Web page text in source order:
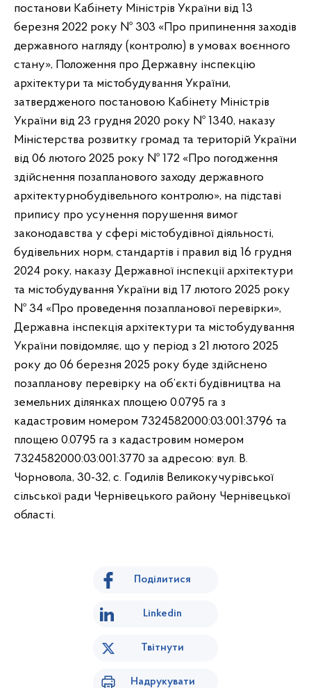
постанови Кабінету Міністрів України від 13
березня 2022 року № 303 «Про припинення заходів
державного нагляду (контролю) в умовах воєнного
стану», Положення про Державну інспекцію
архітектури та містобудування України,
затвердженого постановою Кабінету Міністрів
України від 23 грудня 2020 року № 1340, наказу
Міністерства розвитку громад та територій України
від 06 лютого 2025 року № 172 «Про погодження
здійснення позапланового заходу державного
архітектурнобудівельного контролю», на підставі
припису про усунення порушення вимог
законодавства у сфері містобудівної діяльності,
будівельних норм, стандартів і правил від 16 грудня
2024 року, наказу Державної інспекції архітектури
та містобудування України від 17 лютого 2025 року
№ 34 «Про проведення позапланової перевірки»,
Державна інспекція архітектури та містобудування
України повідомляє, що у період з 21 лютого 2025
року до 06 березня 2025 року буде здійснено
позапланову перевірку на об’єкті будівництва на
земельних ділянках площею 0.0795 га з
кадастровим номером 7324582000:03:001:3796 та
площею 0.0795 га з кадастровим номером
7324582000:03:001:3770 за адресою: вул. В.
Чорновола, 30-32, с. Годилів Великокучурівської
сільської ради Чернівецького району Чернівецької
області.
Поділитися
Linkedin
Твітнути
Надрукувати